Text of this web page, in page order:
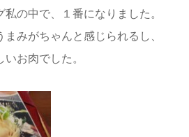
の中で、１番になりました。
みがちゃんと感じられるし、
お肉でした。